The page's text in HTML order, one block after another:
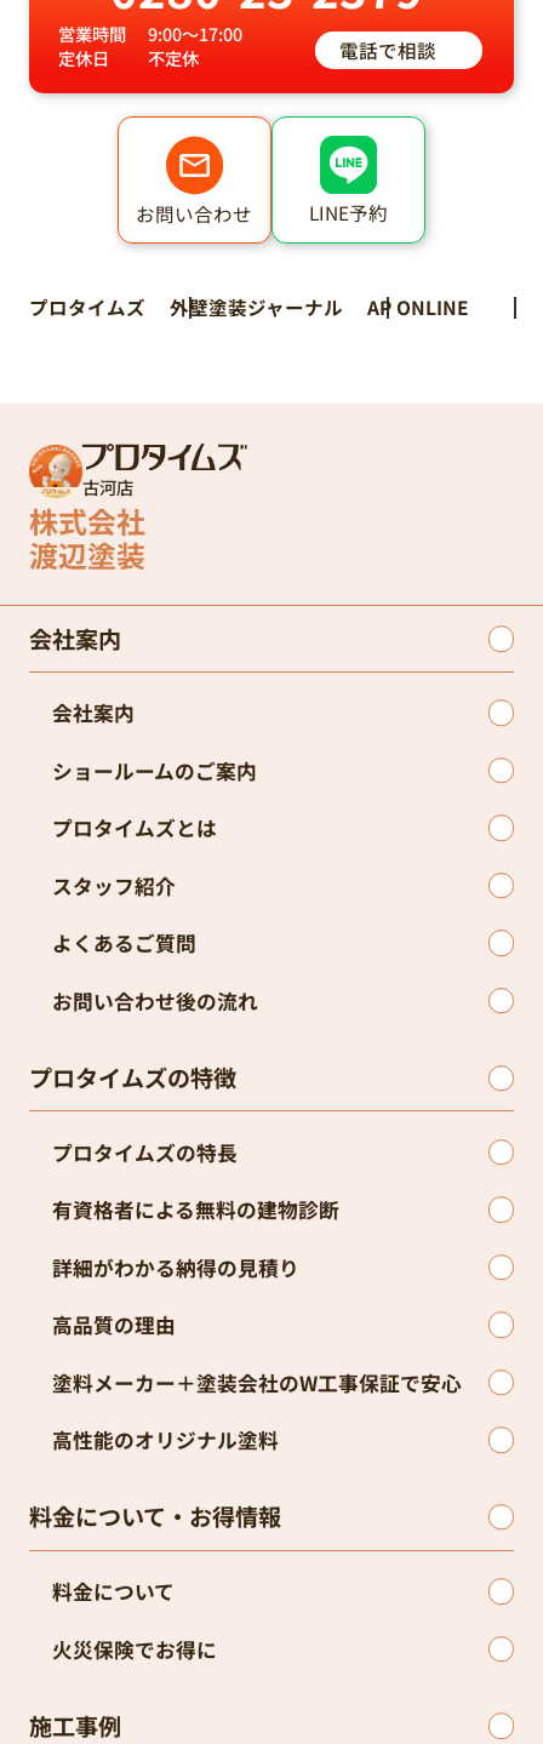
営業時間
9:00～17:00
定休日
不定休 電話で相談
お問い合わせ LINE予約
プロタイムズ 外壁塗装ジャーナル AP ONLINE
古河店
株式会社
渡辺塗装
会社案内
会社案内
ショールームのご案内
プロタイムズとは
スタッフ紹介
よくあるご質問
お問い合わせ後の流れ
プロタイムズの特徴
プロタイムズの特長
有資格者による無料の建物診断
詳細がわかる納得の見積り
高品質の理由
塗料メーカー＋塗装会社のW工事保証で安心
高性能のオリジナル塗料
料金について・お得情報
料金について
火災保険でお得に
施工事例